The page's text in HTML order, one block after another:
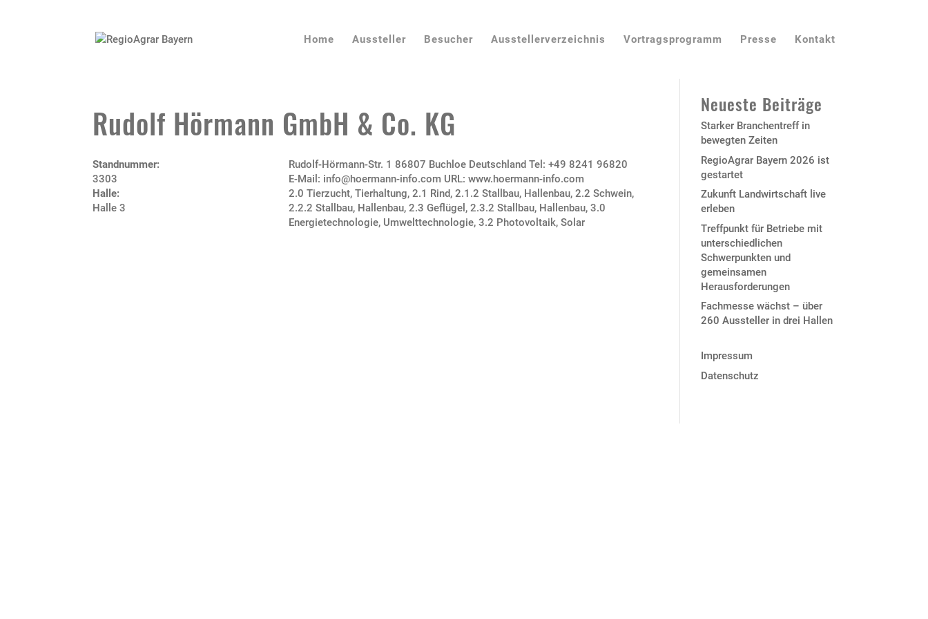
Home Aussteller Besucher Ausstellerverzeichnis Vortragsprogramm Presse Kontakt
Rudolf Hörmann GmbH & Co. KG
Standnummer:
3303
Halle:
Halle 3
Rudolf-Hörmann-Str. 1 86807 Buchloe Deutschland Tel: +49 8241 96820
E-Mail: info@hoermann-info.com URL: www.hoermann-info.com
2.0 Tierzucht, Tierhaltung,2.1 Rind,2.1.2 Stallbau, Hallenbau,2.2 Schwein,
2.2.2 Stallbau, Hallenbau,2.3 Geflügel ,2.3.2 Stallbau, Hallenbau,3.0
Energietechnologie, Umwelttechnologie,3.2 Photovoltaik, Solar
Neueste Beiträge
Starker Branchentreff in
bewegten Zeiten
RegioAgrar Bayern 2026 ist
gestartet
Zukunft Landwirtschaft live
erleben
Treffpunkt für Betriebe mit
unterschiedlichen
Schwerpunkten und
gemeinsamen
Herausforderungen
Fachmesse wächst – über
260 Aussteller in drei Hallen
Impressum
Datenschutz